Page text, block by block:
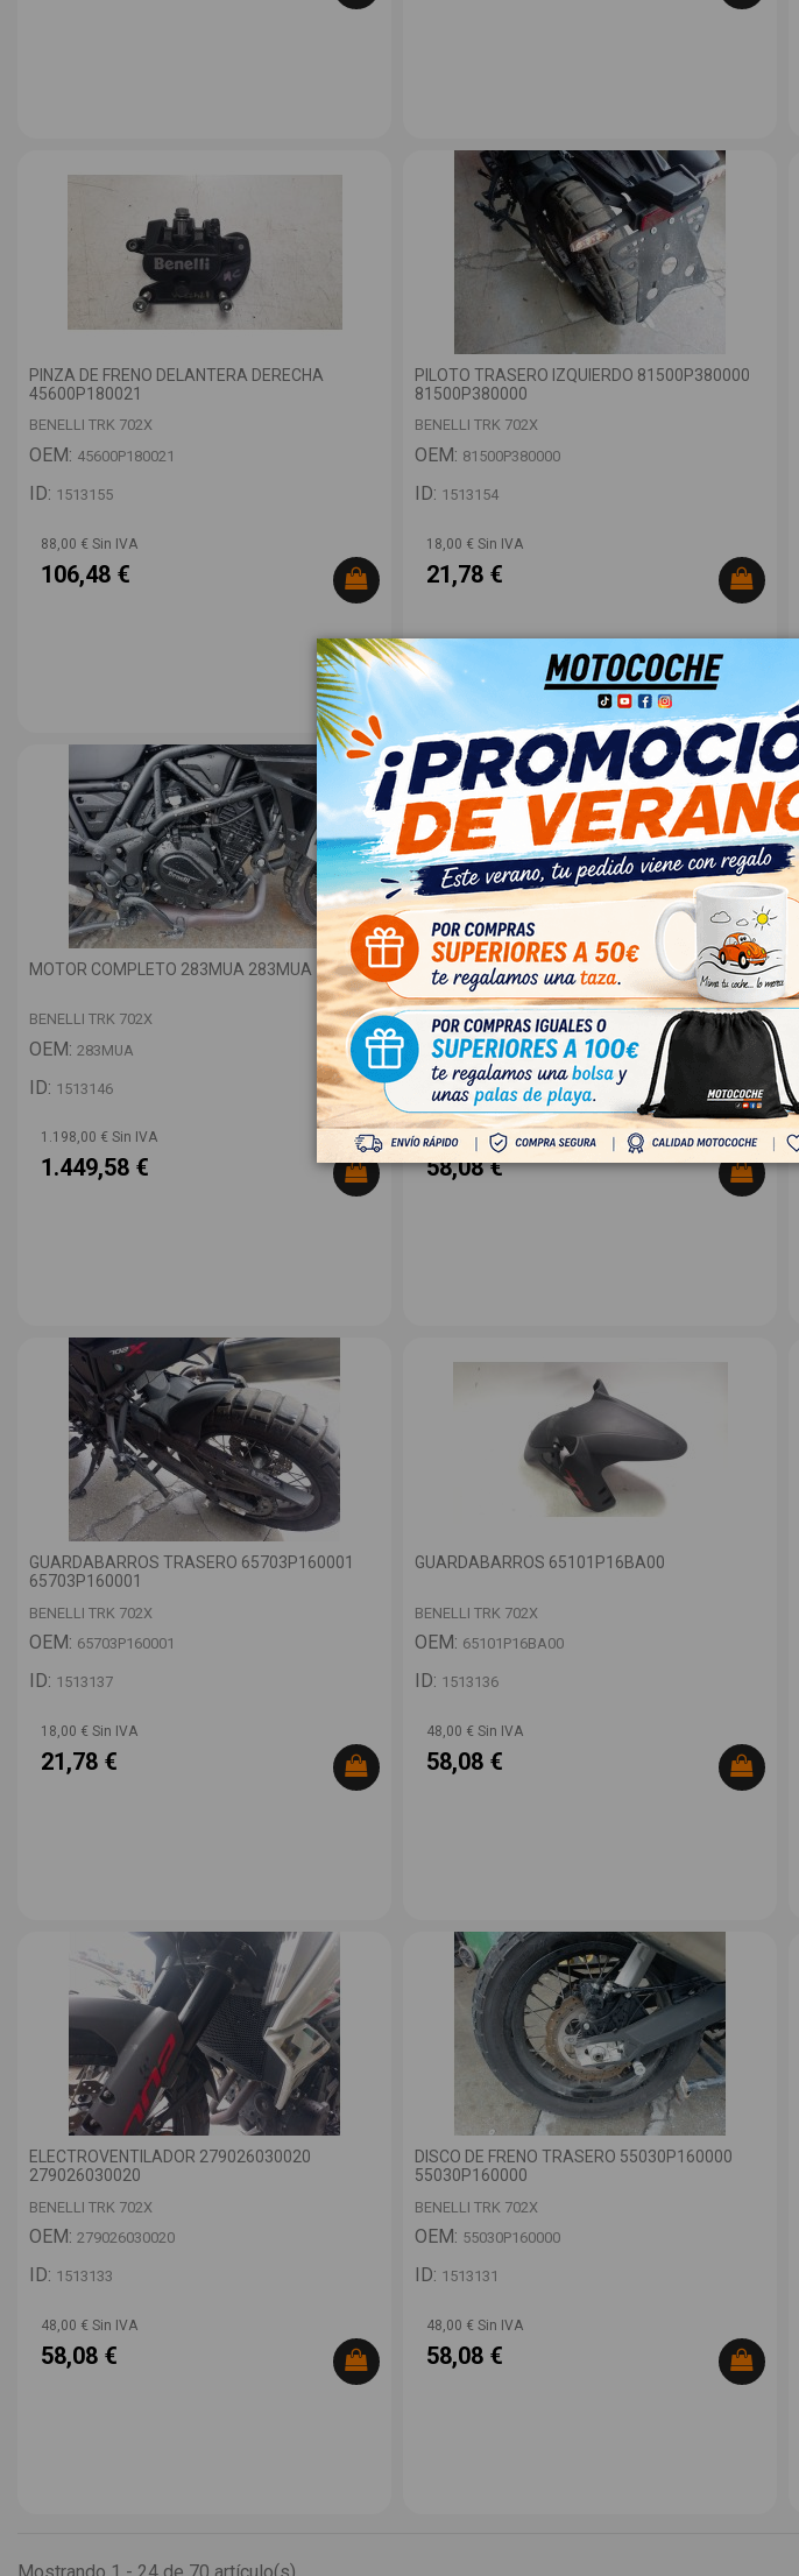
PINZA DE FRENO DELANTERA DERECHA
45600P180021
BENELLI TRK 702X
OEM: 45600P180021
ID: 1513155
88,00 € Sin IVA
106,48 €
PILOTO TRASERO IZQUIERDO 81500P380000
81500P380000
BENELLI TRK 702X
OEM: 81500P380000
ID: 1513154
18,00 € Sin IVA
21,78 €
MOTOR COMPLETO 283MUA 283MUA
BENELLI TRK 702X
OEM: 283MUA
ID: 1513146
1.198,00 € Sin IVA
1.449,58 €
MOTOR ARRANQUE 24901660BG01
24901660BG01
BENELLI TRK 702X
OEM:24901660BG01
ID:1513145
48,00 € Sin IVA
58,08 €
GUARDABARROS TRASERO 65703P160001
65703P160001
BENELLI TRK 702X
OEM: 65703P160001
ID: 1513137
18,00 € Sin IVA
21,78 €
GUARDABARROS 65101P16BA00
BENELLI TRK 702X
OEM: 65101P16BA00
ID: 1513136
48,00 € Sin IVA
58,08 €
ELECTROVENTILADOR 279026030020
279026030020
BENELLI TRK 702X
OEM: 279026030020
ID: 1513133
48,00 € Sin IVA
58,08 €
DISCO DE FRENO TRASERO 55030P160000
55030P160000
BENELLI TRK 702X
OEM: 55030P160000
ID: 1513131
48,00 € Sin IVA
58,08 €